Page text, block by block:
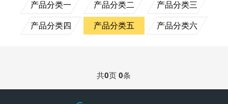
产品分类一 产品分类二
产品分类三
产品分类四
产品分类五 产品分类六
共0页0条